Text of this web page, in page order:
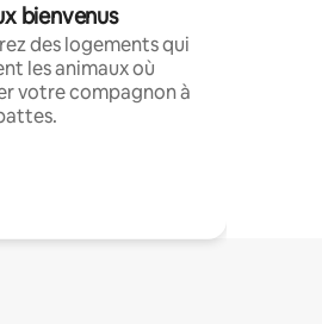
bienvenus
des logements qui
les animaux où
votre compagnon à